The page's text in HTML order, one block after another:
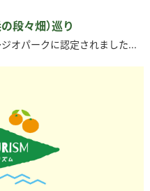
段々畑）巡り
オパークに認定されました...